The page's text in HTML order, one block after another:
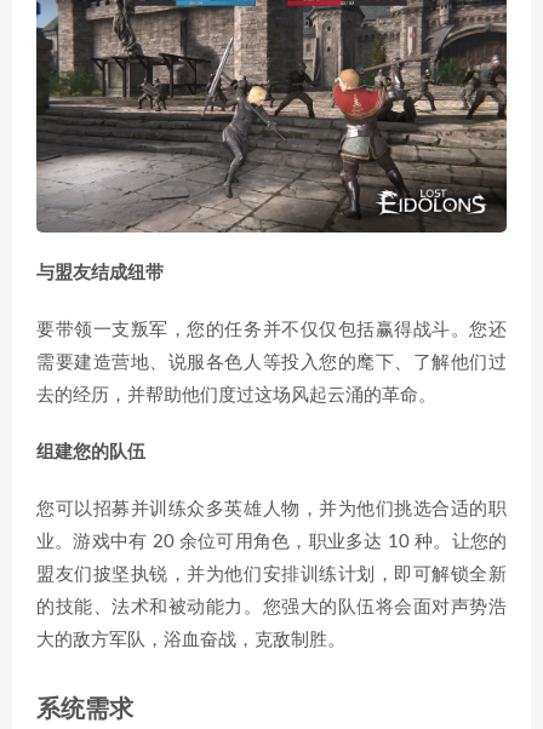
与盟友结成纽带
要带领一支叛军，您的任务并不仅仅包括赢得战斗。您还
需要建造营地、说服各色人等投入您的麾下、了解他们过
去的经历，并帮助他们度过这场风起云涌的革命。
组建您的队伍
您可以招募并训练众多英雄人物，并为他们挑选合适的职
业。游戏中有 20 余位可用角色，职业多达 10 种。让您的
盟友们披坚执锐，并为他们安排训练计划，即可解锁全新
的技能、法术和被动能力。您强大的队伍将会面对声势浩
大的敌方军队，浴血奋战，克敌制胜。
系统需求